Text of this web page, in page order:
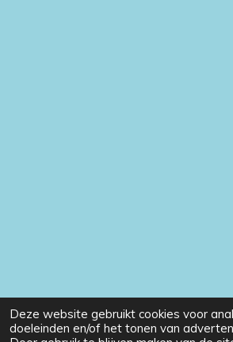
Deze website gebruikt cookies voor
doeleinden en/of het tonen van